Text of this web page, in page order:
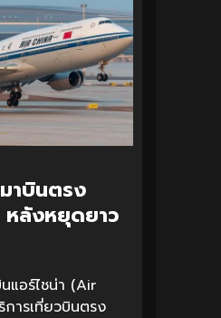
าบินตรง
ลังหยุดยาว
แอร์ไชน่า (Air
ารเที่ยวบินตรง